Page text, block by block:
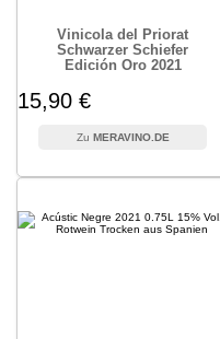
Vinicola del Priorat
Schwarzer Schiefer
Edición Oro 2021
15,90 €
MERAVINO.DE